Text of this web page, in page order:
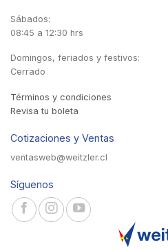
Sábados:
08:45 a 12:30 hrs
Domingos, feriados y festivos:
Cerrado
Términos y condiciones
Revisa tu boleta
Cotizaciones y Ventas
ventasweb@weitzler.cl
Síguenos